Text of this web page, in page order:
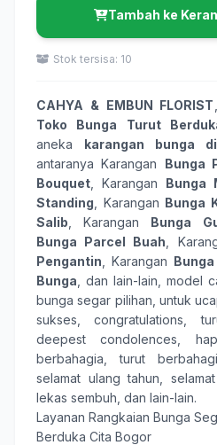
Tambah ke
Stok tersisa: 10
CAHYA & EMBUN FLORIST
Toko Bunga Turut
aneka karangan bunga
antaranya Karangan Bunga
Bouquet , Karangan Bunga
Standing , Karangan Bunga
Salib , Karangan Bunga
Bunga Parcel Buah ,
Pengantin , Karangan
Bunga , dan lain-lain, model
bunga segar pilihan, untuk
sukses ,congratulations ,
deepest condolences
berbahagia ,turut
selamat ulang tahun
lekas sembuh , dan lain-lain.
Layanan Rangkaian Bunga
Berduka Cita Bogor